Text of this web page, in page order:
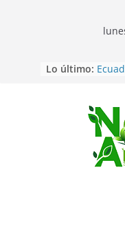
Lo último:
en
atrajo